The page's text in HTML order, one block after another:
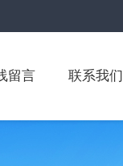
留言 联系我们